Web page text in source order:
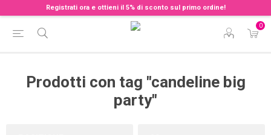
Registrati ora e ottieni il 5% di sconto sul primo ordine!
0
Prodotti con tag "candeline big
party"